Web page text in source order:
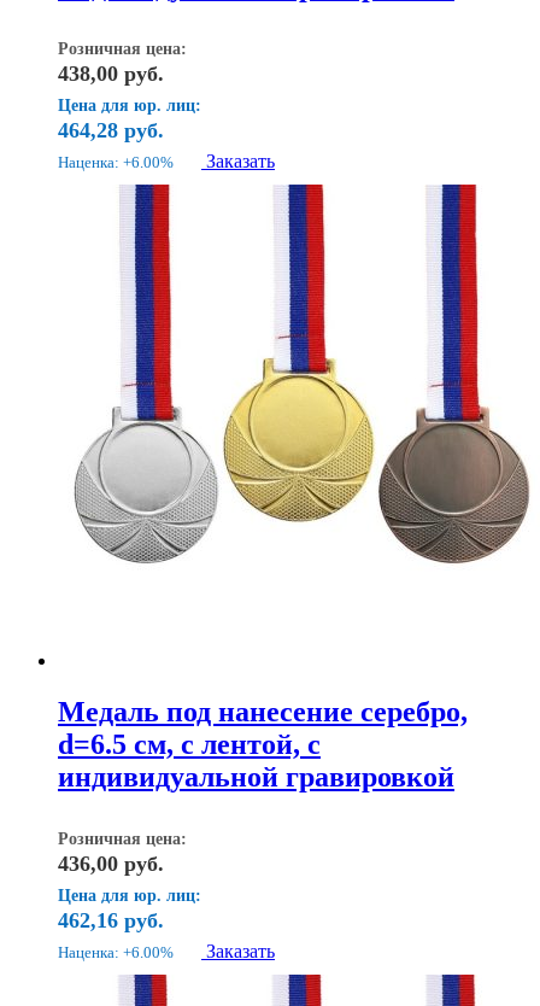
Розничная цена:
438,00 руб.
Цена для юр. лиц:
464,28 руб.
Наценка: +6.00% Заказать
Медаль под нанесение серебро,
d=6.5 см, с лентой, с
индивидуальной гравировкой
Розничная цена:
436,00 руб.
Цена для юр. лиц:
462,16 руб.
Наценка: +6.00% Заказать